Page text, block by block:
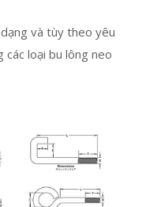
và tùy theo yêu
các loại bu lông neo